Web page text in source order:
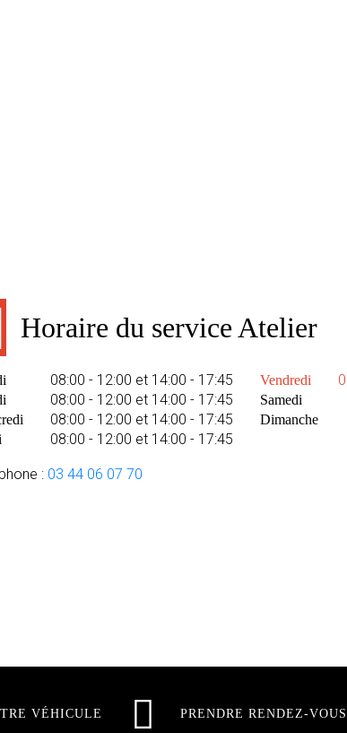
Horaire du service Atelier
08:00 - 12:00 et 14:00 - 17:45
08:00 - 12:00 et 14:00 - 17:45
08:00 - 12:00 et 14:00 - 17:45
08:00 - 12:00 et 14:00 - 17:45
Vendredi
Samedi
Dimanche
: 03 44 06 07 70
VÉHICULE PRENDRE RENDEZ-